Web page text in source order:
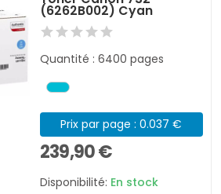
(6262B002) Cyan
Quantité : 6400 pages
Prix par page : 0.037 €
239,90 €
Disponibilité: En stock